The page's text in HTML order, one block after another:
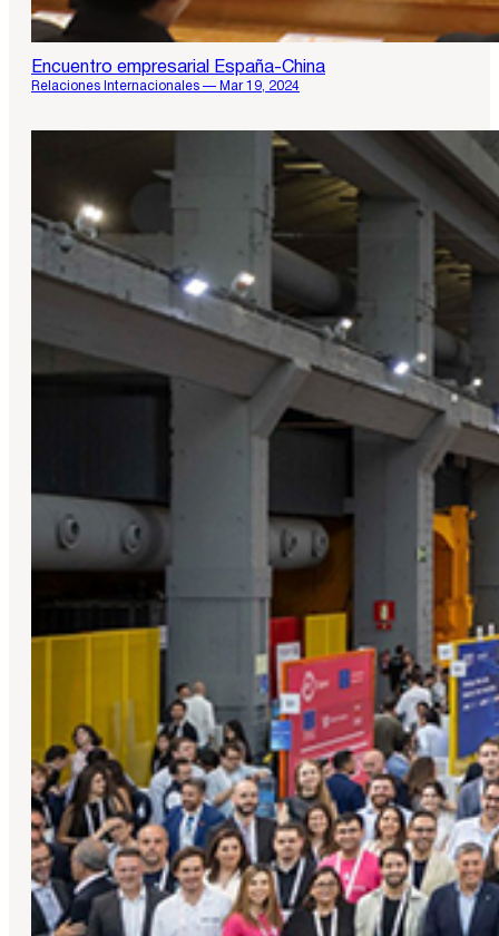
Encuentro empresarial España-China
Relaciones Internacionales — Mar 19, 2024